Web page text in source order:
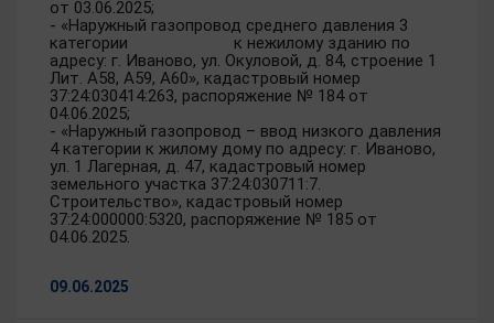
от 03.06.2025;
- «Наружный газопровод среднего давления 3
категории к нежилому зданию по
адресу: г. Иваново, ул. Окуловой, д. 84, строение 1
Лит. А58, А59, А60», кадастровый номер
37:24:030414:263, распоряжение № 184 от
04.06.2025;
- «Наружный газопровод – ввод низкого давления
4 категории к жилому дому по адресу: г. Иваново,
ул. 1 Лагерная, д. 47, кадастровый номер
земельного участка 37:24:030711:7.
Строительство», кадастровый номер
37:24:000000:5320, распоряжение № 185 от
04.06.2025.
09.06.2025